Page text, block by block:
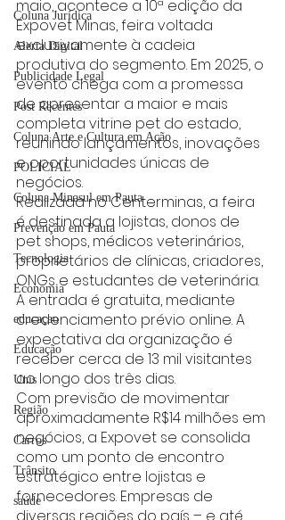
Coluna Jurídica
Alerta Digital
Publicidade Legal
Post Recentes
Coluna Arte e Cultura em Ação
POLICIAL
Coluna Minasul em Pauta
Prevenção em Pauta
Tecnologia
Economia
educaçao
Educação
Unis
Região
Carros
Trânsito
saúde
maio, acontece a 10ª edição da
Expovet Minas, feira voltada
exclusivamente à cadeia
produtiva do segmento. Em 2025, o
evento chega com a promessa
de apresentar a maior e mais
completa vitrine pet do estado,
reunindo lançamentos, inovações
e oportunidades únicas de
negócios.
Realizada no Centerminas, a feira
é destinada a lojistas, donos de
pet shops, médicos veterinários,
proprietários de clínicas, criadores,
ONGs e estudantes de veterinária.
A entrada é gratuita, mediante
credenciamento prévio online. A
expectativa da organização é
receber cerca de 13 mil visitantes
ao longo dos três dias.
Com previsão de movimentar
aproximadamente R$14 milhões em
negócios, a Expovet se consolida
como um ponto de encontro
estratégico entre lojistas e
fornecedores. Empresas de